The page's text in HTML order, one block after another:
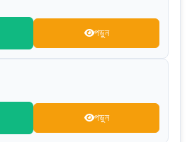
পড়ুন
পড়ুন